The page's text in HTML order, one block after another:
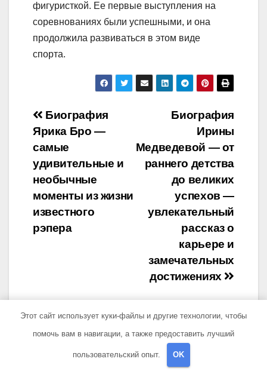
фигуристкой. Ее первые выступления на
соревнованиях были успешными, и она
продолжила развиваться в этом виде
спорта.
Навигация
по
записям
Биография
Ирины
Медведевой — от
раннего детства
до великих
успехов —
увлекательный
рассказ о
карьере и
замечательных
достижениях
Биография
Ярика Бро —
самые
удивительные и
необычные
моменты из жизни
известного
рэпера
sib_ecometal
Этот сайт использует куки-файлы и другие технологии, чтобы
помочь вам в навигации, а также предоставить лучший
пользовательский опыт. OK